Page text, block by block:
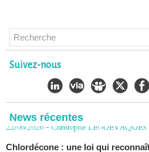
Suivez-nous
News récentes
Chlordécone : un non-lieu
30/06/2026 -Christophe LEGUEVAQUES
CHLORDÉCONE Déclaration de
LÈGUEVAQUES (CLE), avocat de
décision de confirmation du non-
22/06/2026 -Christophe LEGUEVAQUES
Chlordécone : une loi qui
02/06/2026 -Christophe LEGUEVAQUES